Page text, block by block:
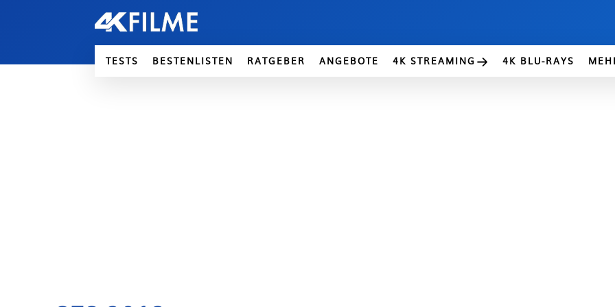
TESTS BESTENLISTEN RATGEBER ANGEBOTE 4K STREAMING 4K BLU-RAYS